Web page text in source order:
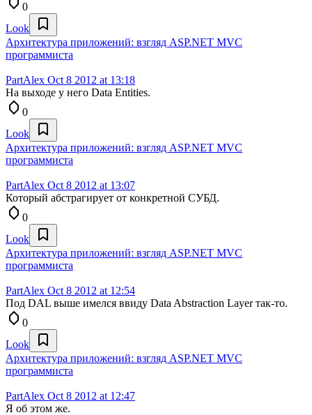
0
Look
Архитектура приложений: взгляд ASP.NET MVC
программиста
PartAlex Oct 8 2012 at 13:18
На выходе у него Data Entities.
0
Look
Архитектура приложений: взгляд ASP.NET MVC
программиста
PartAlex Oct 8 2012 at 13:07
Который абстрагирует от конкретной СУБД.
0
Look
Архитектура приложений: взгляд ASP.NET MVC
программиста
PartAlex Oct 8 2012 at 12:54
Под DAL выше имелся ввиду Data Abstraction Layer так-то.
0
Look
Архитектура приложений: взгляд ASP.NET MVC
программиста
PartAlex Oct 8 2012 at 12:47
Я об этом же.